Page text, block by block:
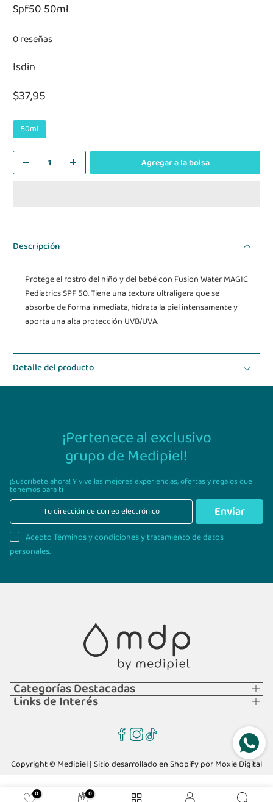
Spf50 50ml
0 reseñas
Isdin
$37,95
50ml
Agregar a la bolsa
Descripción
Protege el rostro del niño y del bebé con Fusion Water MAGIC
Pediatrics SPF 50. Tiene una textura ultraligera que se
absorbe de forma inmediata, hidrata la piel intensamente y
aporta una alta protección UVB/UVA.
Detalle del producto
¡Pertenece al exclusivo
grupo de Medipiel!
¡Suscríbete ahora! Y vive las mejores experiencias,ofertas y regalos que
tenemos para ti
Enviar
Acepto Términos y condiciones y tratamiento de datos
personales.
Categorías Destacadas
Links de Interés
Copyright © Medipiel | Sitio desarrollado en Shopify porMoxie Digital
0 0